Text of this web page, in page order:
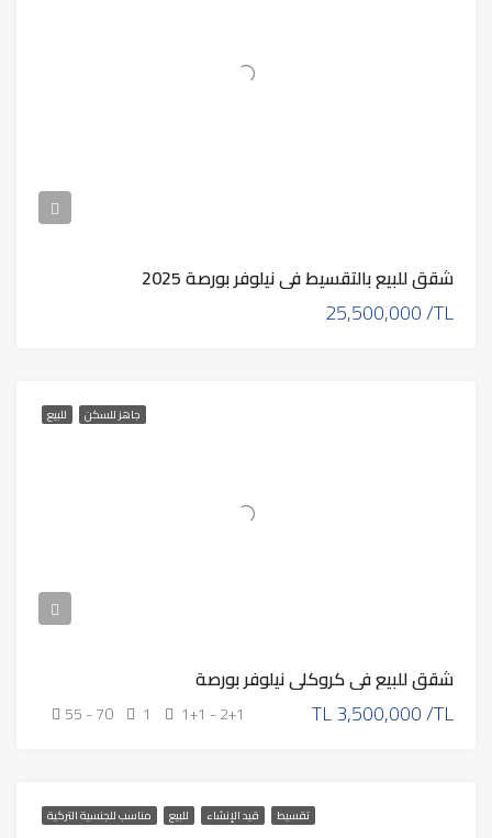
شقق للبيع بالتقسيط في نيلوفر بورصة 2025
25,500,000 /TL
جاهز للسكن للبيع
شقق للبيع في كروكلي نيلوفر بورصة
TL3,500,000 /TL
1+1 - 2+1
1
55 - 70
تقسيط قيد الإنشاء للبيع مناسب للجنسية التركية